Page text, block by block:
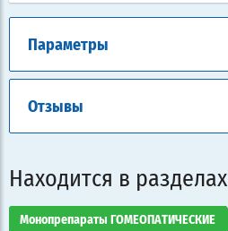
Параметры
Отзывы
Находится в разделах
Монопрепараты ГОМЕОПАТИЧЕСКИЕ